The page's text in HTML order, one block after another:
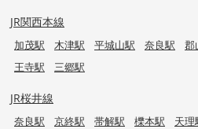
JR関西本線
加茂駅 木津駅 平城山駅 奈良駅 郡
王寺駅
三郷駅
JR桜井線
奈良駅 京終駅 帯解駅 櫟本駅 天理